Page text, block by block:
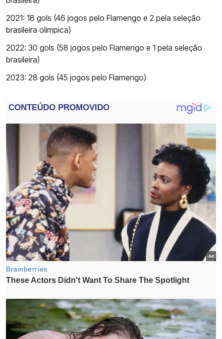
2021: 18 gols (46 jogos pelo Flamengo e 2 pela seleção
brasileira olímpica)
2022: 30 gols (58 jogos pelo Flamengo e 1 pela seleção
brasileira)
2023: 28 gols (45 jogos pelo Flamengo)